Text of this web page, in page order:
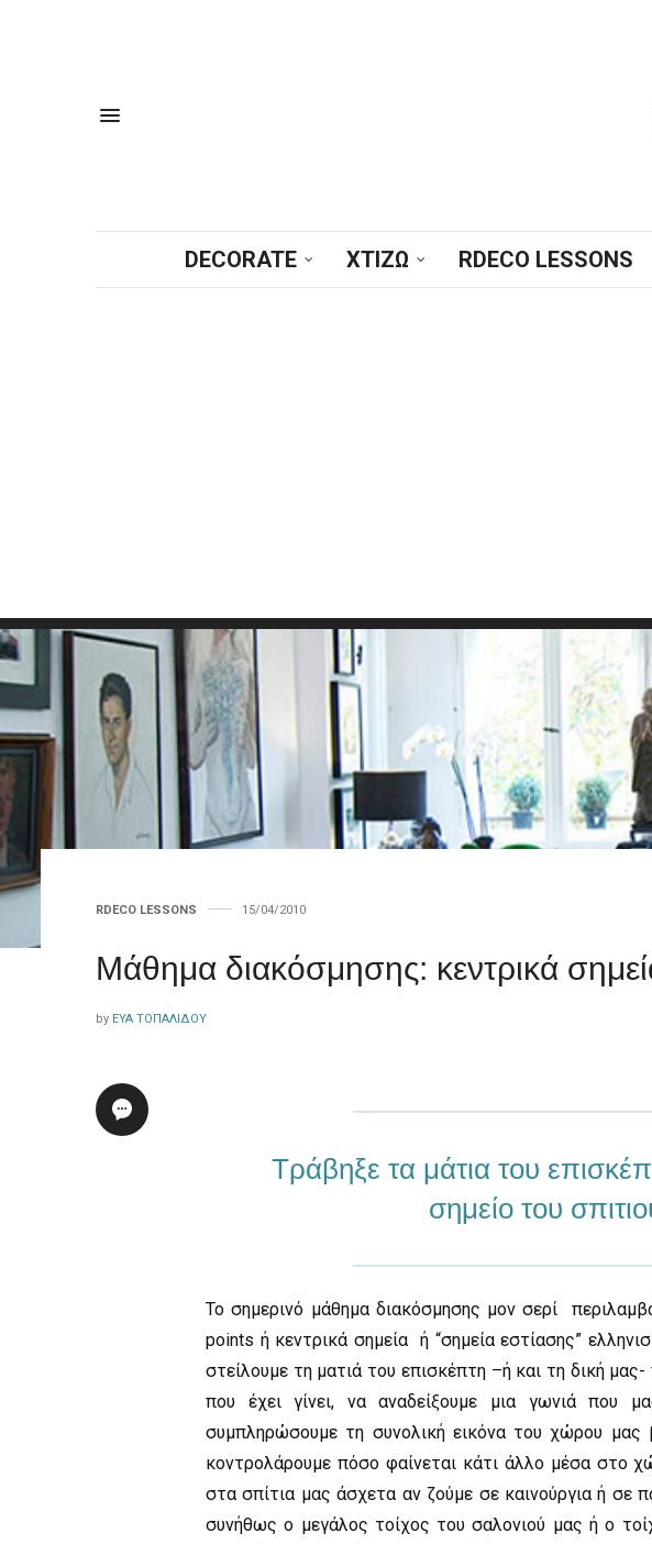
DECORATE ΧΤΙΖΩ RDECO LESSONS
RDECO LESSONS 15/04/2010
Μάθημα διακόσμησης: κεντρικά
by ΕΎΑ ΤΟΠΑΛΊΔΟΥ
Τράβηξε τα μάτια του
σημείο του
Το σημερινό μάθημα διακόσμησης μον σερί
points ή κεντρικά σημεία ή “σημεία εστίασης”
στείλουμε τη ματιά του επισκέπτη –ή και τη δική
που έχει γίνει, να αναδείξουμε μια γωνιά που
συμπληρώσουμε τη συνολική εικόνα του χώρου μας
κοντρολάρουμε πόσο φαίνεται κάτι άλλο μέσα στο
στα σπίτια μας άσχετα αν ζούμε σε καινούργια ή σε
συνήθως ο μεγάλος τοίχος του σαλονιού μας ή ο